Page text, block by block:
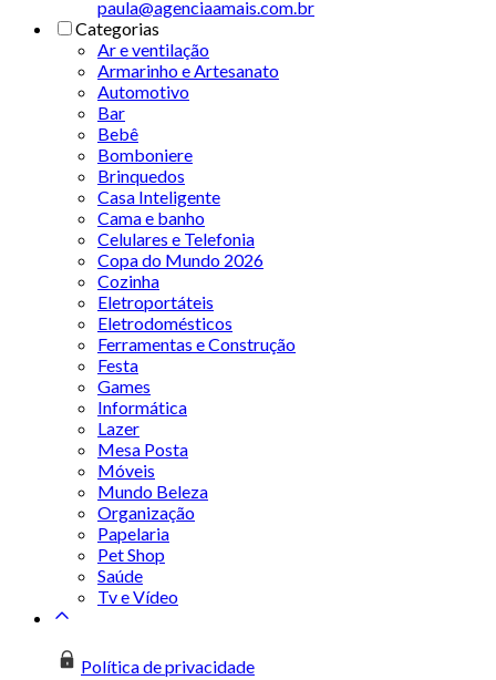
paula@agenciaamais.com.br
Categorias
Ar e ventilação
Armarinho e Artesanato
Automotivo
Bar
Bebê
Bomboniere
Brinquedos
Casa Inteligente
Cama e banho
Celulares e Telefonia
Copa do Mundo 2026
Cozinha
Eletroportáteis
Eletrodomésticos
Ferramentas e Construção
Festa
Games
Informática
Lazer
Mesa Posta
Móveis
Mundo Beleza
Organização
Papelaria
Pet Shop
Saúde
Tv e Vídeo
Política de privacidade